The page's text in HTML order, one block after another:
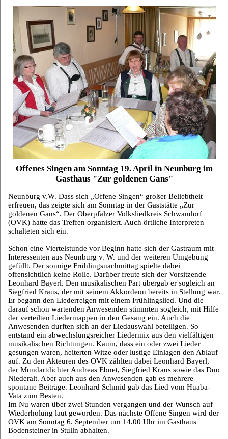
Offenes Singen am Sonntag 19. April in Neunburg im
Gasthaus "Zur goldenen Gans"
Neunburg v.W. Dass sich „Offene Singen“ großer Beliebtheit
erfreuen, das zeigte sich am Sonntag in der Gaststätte „Zur
goldenen Gans“. Der Oberpfälzer Volksliedkreis Schwandorf
(OVK) hatte das Treffen organisiert. Auch örtliche Interpreten
schalteten sich ein.
Schon eine Viertelstunde vor Beginn hatte sich der Gastraum mit
Interessenten aus Neunburg v. W. und der weiteren Umgebung
gefüllt. Der sonnige Frühlingsnachmittag spielte dabei
offensichtlich keine Rolle. Darüber freute sich der Vorsitzende
Leonhard Bayerl. Den musikalischen Part übergab er sogleich an
Siegfried Kraus, der mit seinem Akkordeon bereits in Stellung war.
Er begann den Liederreigen mit einem Frühlingslied. Und die
darauf schon wartenden Anwesenden stimmten sogleich, mit Hilfe
der verteilten Liedermappen in den Gesang ein. Auch die
Anwesenden durften sich an der Liedauswahl beteiligen. So
entstand ein abwechslungsreicher Liedermix aus den vielfältigen
musikalischen Richtungen. Kaum, dass ein oder zwei Lieder
gesungen waren, heiterten Witze oder lustige Einlagen den Ablauf
auf. Zu den Akteuren des OVK zählten dabei Leonhard Bayerl,
der Mundartdichter Andreas Ebnet, Siegfried Kraus sowie das Duo
Niederalt. Aber auch aus den Anwesenden gab es mehrere
spontane Beiträge. Leonhard Schmid gab das Lied vom Huaba-
Vata zum Besten.
Im Nu waren über zwei Stunden vergangen und der Wunsch auf
Wiederholung laut geworden. Das nächste Offene Singen wird der
OVK am Sonntag 6. September um 14.00 Uhr im Gasthaus
Bodensteiner in Stulln abhalten.